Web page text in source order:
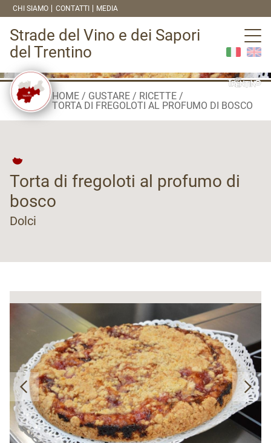
CHI SIAMO CONTATTI MEDIA
Strade del Vino e dei Sapori
del Trentino
HOME GUSTARE
RICETTE
TORTA DI FREGOLOTI AL PROFUMO DI BOSCO
Torta di fregoloti al profumo di
bosco
Dolci